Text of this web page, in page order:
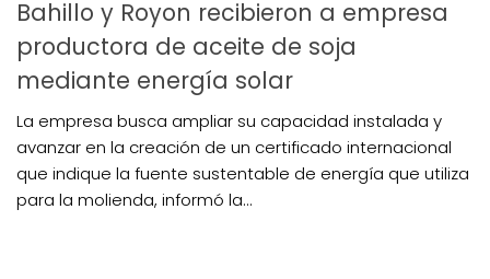
Bahillo y Royon recibieron a empresa
productora de aceite de soja
mediante energía solar
La empresa busca ampliar su capacidad instalada y
avanzar en la creación de un certificado internacional
que indique la fuente sustentable de energía que utiliza
para la molienda, informó la...